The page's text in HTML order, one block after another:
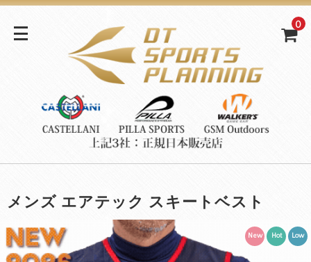
0
メンズ エアテック スキートベスト
New Hot Low